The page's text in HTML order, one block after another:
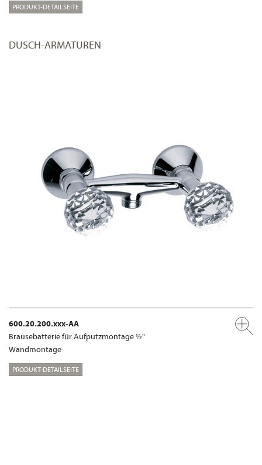
PRODUKT-DETAILSEITE
DUSCH-ARMATUREN
600.20.200.xxx-AA
Brausebatterie für Aufputzmontage ½"
Wandmontage
PRODUKT-DETAILSEITE